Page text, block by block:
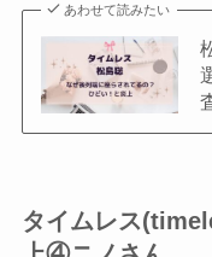
あわせて読みたい
タイムレス